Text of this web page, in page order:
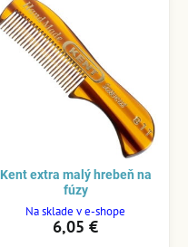
Kent extra malý hrebeň na
fúzy
Na sklade v e-shope
6,05 €